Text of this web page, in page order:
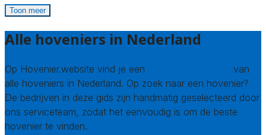
Toon meer
Alle hoveniers in Nederland
Op Hovenier.website vind je een
van
alle hoveniers in Nederland. Op zoek naar een hovenier?
De bedrijven in deze gids zijn handmatig geselecteerd door
ons serviceteam, zodat het eenvoudig is om de beste
hovenier te vinden.